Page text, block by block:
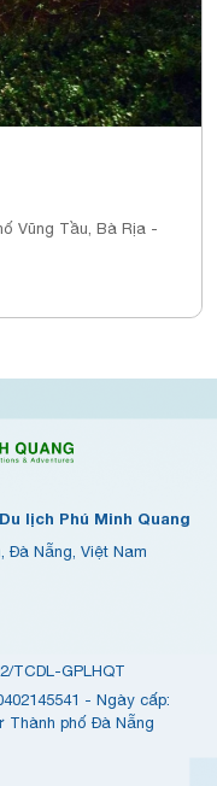
Vũng Tầu, Bà Rịa -
lịch Phú Minh Quang
Đà Nẵng, Việt Nam
TCDL-GPLHQT
- Ngày cấp:
Thành phố Đà Nẵng